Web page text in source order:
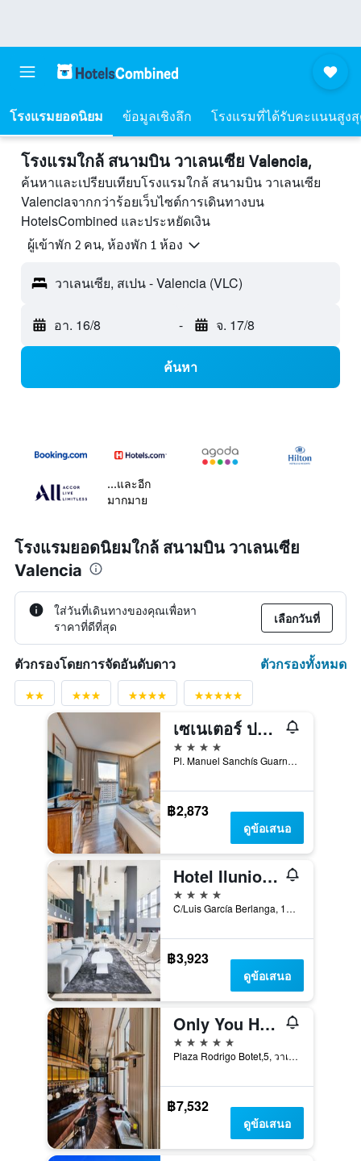
โรงแรมยอดนิยม ข้อมูลเชิงลึก โรงแรมที่ได้รับคะแนนสูง
โรงแรมใกล้ สนามบิน วาเลนเซีย Valencia,
ค้นหาและเปรียบเทียบโรงแรมใกล้ สนามบิน วาเลนเซีย
Valenciaจากกว่าร้อยเว็บไซต์การเดินทางบน
HotelsCombined และประหยัดเงิน
ผู้เข้าพัก 2 คน, ห้องพัก 1 ห้อง
วาเลนเซีย, สเปน - Valencia (VLC)
อา. 16/8 - จ. 17/8
ค้นหา
...และอีก
มากมาย
โรงแรมยอดนิยมใกล้ สนามบิน วาเลนเซีย
Valencia
ใส่วันที่เดินทางของคุณเพื่อหา
ราคาที่ดีที่สุด
เลือกวันที่
ตัวกรองโดยการจัดอันดับดาว ตัวกรองทั้งหมด
เซเนเตอร์ ปาร์เก เซ็นทรัล โรงแรม
4 ดาว
Pl. Manuel Sanchís Guarner, 1, วาเลนเซีย, บาเลนเซีย, สเปน
฿2,873
ดูข้อเสนอ
Hotel Ilunion Aqua 4
4 ดาว
C/Luis García Berlanga, 19-21, วาเลนเซีย, บาเลนเซีย, สเปน
฿3,923
ดูข้อเสนอ
Only You Hotel Valencia
5 ดาว
Plaza Rodrigo Botet,5, วาเลนเซีย, บาเลนเซีย, สเปน
฿7,532
ดูข้อเสนอ